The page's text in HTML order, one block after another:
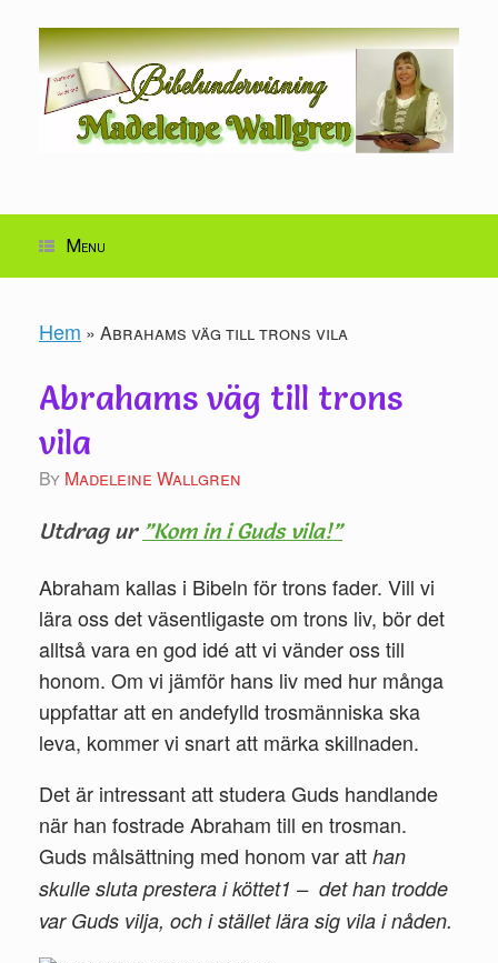
content
Menu
Hem » Abrahams väg till trons vila
Abrahams väg till trons
vila
by Madeleine Wallgren
Utdrag ur ”Kom in i Guds vila!”
Abraham kallas i Bibeln för trons fader. Vill vi
lära oss det vä­sentligaste om trons liv, bör det
alltså vara en god idé att vi vänder oss till
honom. Om vi jämför hans liv med hur många
uppfattar att en andefylld trosmänniska ska
leva, kommer vi snart att märka skillnaden.
Det är intressant att studera Guds handlande
när han fos­trade Abraham till en trosman.
Guds målsättning med honom var att han
skulle sluta prestera i köttet1 – det han trodde
var Guds vilja, och i stället lära sig vila i nåden.